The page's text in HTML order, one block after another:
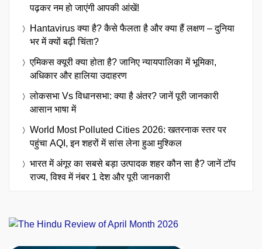
पढ़कर नम हो जाएंगी आपकी आंखें!
Hantavirus क्या है? कैसे फैलता है और क्या हैं लक्षण – दुनिया
भर में क्यों बढ़ी चिंता?
एमिकस क्यूरी क्या होता है? जानिए न्यायपालिका में भूमिका,
अधिकार और हालिया उदाहरण
लोकसभा Vs विधानसभा: क्या है अंतर? जानें पूरी जानकारी
आसान भाषा में
World Most Polluted Cities 2026: खतरनाक स्तर पर
पहुंचा AQI, इन शहरों में सांस लेना हुआ मुश्किल
भारत में अंगूर का सबसे बड़ा उत्पादक शहर कौन सा है? जानें टॉप
राज्य, विश्व में नंबर 1 देश और पूरी जानकारी